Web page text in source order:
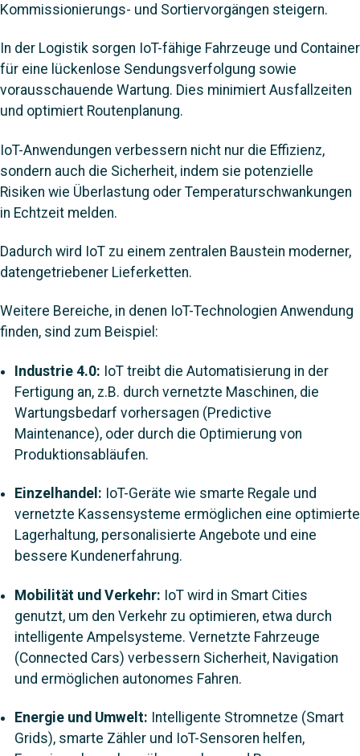
Kommissionierungs- und Sortiervorgängen steigern.
In der Logistik sorgen IoT-fähige Fahrzeuge und Container
für eine lückenlose Sendungsverfolgung sowie
vorausschauende Wartung. Dies minimiert Ausfallzeiten
und optimiert Routenplanung.
IoT-Anwendungen verbessern nicht nur die Effizienz,
sondern auch die Sicherheit, indem sie potenzielle
Risiken wie Überlastung oder Temperaturschwankungen
in Echtzeit melden.
Dadurch wird IoT zu einem zentralen Baustein moderner,
datengetriebener Lieferketten.
Weitere Bereiche, in denen IoT-Technologien Anwendung
finden, sind zum Beispiel:
Industrie 4.0: IoT treibt die Automatisierung in der
Fertigung an, z.B. durch vernetzte Maschinen, die
Wartungsbedarf vorhersagen (Predictive
Maintenance), oder durch die Optimierung von
Produktionsabläufen.
Einzelhandel: IoT-Geräte wie smarte Regale und
vernetzte Kassensysteme ermöglichen eine optimierte
Lagerhaltung, personalisierte Angebote und eine
bessere Kundenerfahrung.
Mobilität und Verkehr: IoT wird in Smart Cities
genutzt, um den Verkehr zu optimieren, etwa durch
intelligente Ampelsysteme. Vernetzte Fahrzeuge
(Connected Cars) verbessern Sicherheit, Navigation
und ermöglichen autonomes Fahren.
Energie und Umwelt: Intelligente Stromnetze (Smart
Grids), smarte Zähler und IoT-Sensoren helfen,